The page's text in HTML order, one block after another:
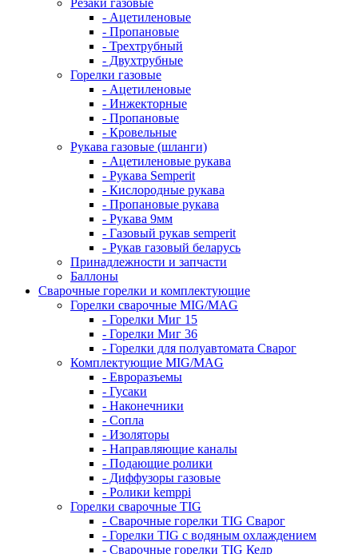
Резаки газовые
- Ацетиленовые
- Пропановые
- Трехтрубный
- Двухтрубные
Горелки газовые
- Ацетиленовые
- Инжекторные
- Пропановые
- Кровельные
Рукава газовые (шланги)
- Ацетиленовые рукава
- Рукава Semperit
- Кислородные рукава
- Пропановые рукава
- Рукава 9мм
- Газовый рукав semperit
- Рукав газовый беларусь
Принадлежности и запчасти
Баллоны
Сварочные горелки и комплектующие
Горелки сварочные MIG/MAG
- Горелки Миг 15
- Горелки Миг 36
- Горелки для полуавтомата Сварог
Комплектующие MIG/MAG
- Евроразъемы
- Гусаки
- Наконечники
- Сопла
- Изоляторы
- Направляющие каналы
- Подающие ролики
- Диффузоры газовые
- Ролики kemppi
Горелки сварочные TIG
- Сварочные горелки TIG Сварог
- Горелки TIG с водяным охлаждением
- Сварочные горелки TIG Кедр